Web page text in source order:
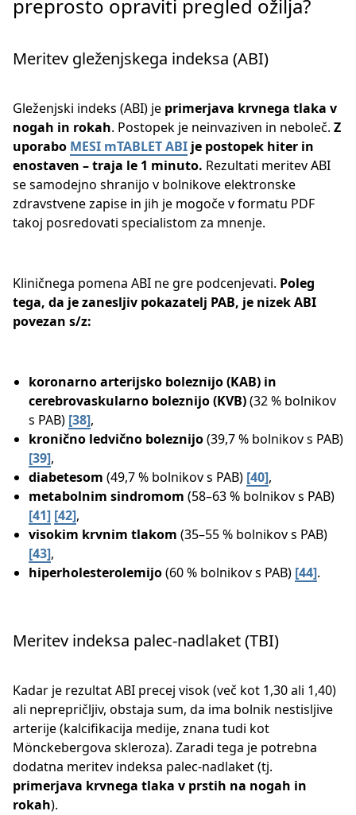
preprosto opraviti pregled ožilja?
Meritev gleženjskega indeksa (ABI)
Gleženjski indeks (ABI) je primerjava krvnega tlaka v
nogah in rokah. Postopek je neinvaziven in neboleč. Z
uporabo MESI mTABLET ABI je postopek hiter in
enostaven – traja le 1 minuto. Rezultati meritev ABI
se samodejno shranijo v bolnikove elektronske
zdravstvene zapise in jih je mogoče v formatu PDF
takoj posredovati specialistom za mnenje.
Kliničnega pomena ABI ne gre podcenjevati. Poleg
tega, da je zanesljiv pokazatelj PAB, je nizek ABI
povezan s/z:
koronarno arterijsko boleznijo (KAB) in
cerebrovaskularno boleznijo (KVB)(32 % bolnikov
s PAB) ​ [38]​,
kronično ledvično boleznijo(39,7 % bolnikov s PAB)
[39]​,
diabetesom (49,7 % bolnikov s PAB) ​ [40]​,
metabolnim sindromom (58–63 % bolnikov s PAB)
[41] [42]​,
visokim krvnim tlakom (35–55 % bolnikov s PAB)
[43]​,
hiperholesterolemijo(60 % bolnikov s PAB) ​ [44]​.
Meritev indeksa palec-nadlaket (TBI)
Kadar je rezultat ABI precej visok (več kot 1,30 ali 1,40)
ali neprepričljiv, obstaja sum, da ima bolnik nestisljive
arterije (kalcifikacija medije, znana tudi kot
Mönckebergova skleroza). Zaradi tega je potrebna
dodatna meritev indeksa palec-nadlaket (tj.
primerjava krvnega tlaka v prstih na nogah in
rokah).